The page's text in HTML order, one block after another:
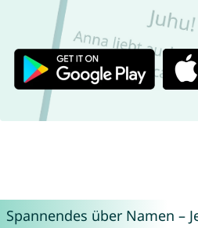
Spannendes über Namen –